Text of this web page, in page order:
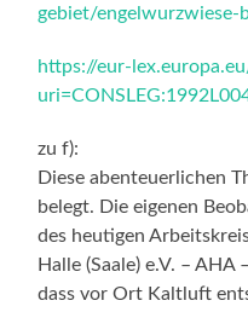
gebiet/engelwurzwiese-
https://eur-
zu f):
Diese abenteuerlichen
belegt. Die eigenen
des heutigen
Halle (Saale) e.V. –
dass vor Ort Kaltluft